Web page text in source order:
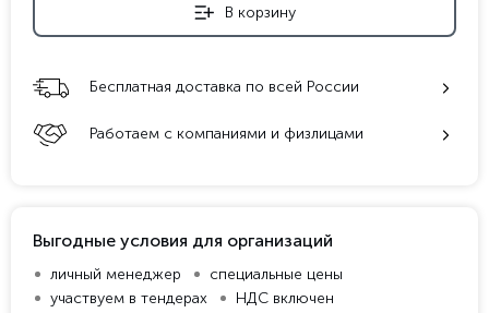
В корзину
Бесплатная доставка по всей России
Работаем с компаниями и физлицами
Выгодные условия для организаций
личный менеджер
специальные цены
участвуем в тендерах
НДС включен